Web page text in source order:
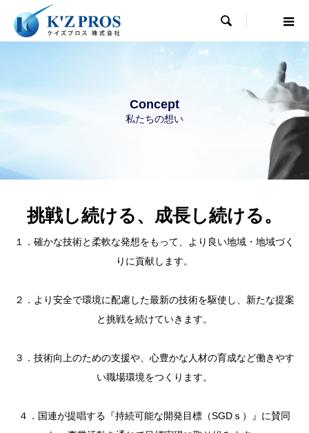

Concept
私たちの想い
挑戦し続ける、成長し続ける。
１．確かな技術と柔軟な発想をもって、より良い地域・地域づく
りに貢献します。
２．より安全で環境に配慮した最新の技術を駆使し、新たな提案
と挑戦を続けていきます。
３．技術向上のための支援や、心豊かな人材の育成など働きやす
い職場環境をつくります。
４．国連が提唱する『持続可能な開発目標（SGDｓ）』に賛同